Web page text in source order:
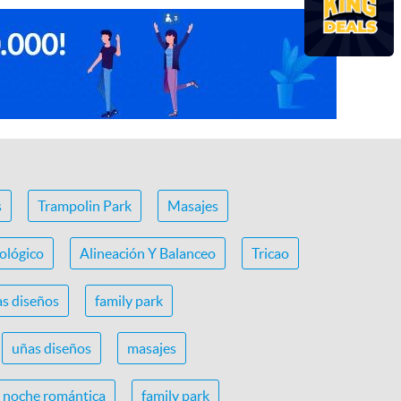
Trampolin Park Masajes
Alineación Y Balanceo Tricao
diseños family park
uñas diseños masajes
noche romántica family park